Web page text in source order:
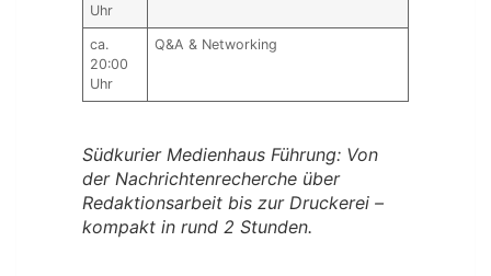
Uhr
ca.
20:00
Uhr
Q&A & Networking
Südkurier Medienhaus Führung: Von
der Nachrichtenrecherche über
Redaktionsarbeit bis zur Druckerei –
kompakt in rund 2 Stunden.